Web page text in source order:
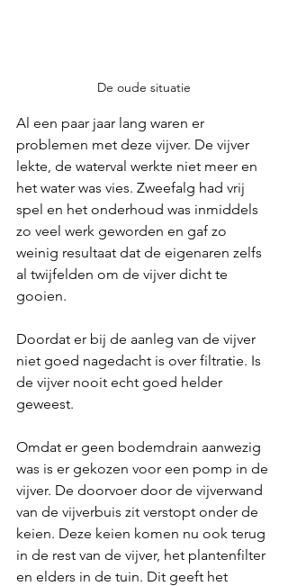
De oude situatie
Al een paar jaar lang waren er
problemen met deze vijver. De vijver
lekte, de waterval werkte niet meer en
het water was vies. Zweefalg had vrij
spel en het onderhoud was inmiddels
zo veel werk geworden en gaf zo
weinig resultaat dat de eigenaren zelfs
al twijfelden om de vijver dicht te
gooien.
Doordat er bij de aanleg van de vijver
niet goed nagedacht is over filtratie. Is
de vijver nooit echt goed helder
geweest.
Omdat er geen bodemdrain aanwezig
was is er gekozen voor een pomp in de
vijver. De doorvoer door de vijverwand
van de vijverbuis zit verstopt onder de
keien. Deze keien komen nu ook terug
in de rest van de vijver, het plantenfilter
en elders in de tuin. Dit geeft het